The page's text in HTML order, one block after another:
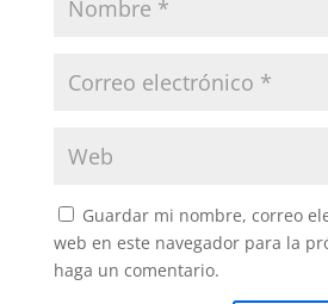
Guardar mi nombre, correo
web en este navegador para la
haga un comentario.